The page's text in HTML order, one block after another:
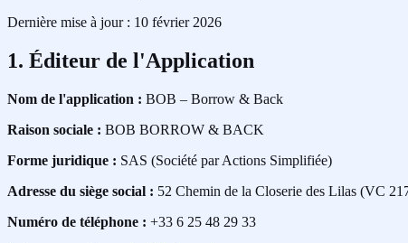
Dernière mise à jour : 10 février 2026
1. Éditeur de l'Application
Nom de l'application : BOB – Borrow & Back
Raison sociale : BOB BORROW & BACK
Forme juridique : SAS (Société par Actions Simplifiée)
Adresse du siège social : 52 Chemin de la Closerie des Lilas (VC
Numéro de téléphone : +33 6 25 48 29 33